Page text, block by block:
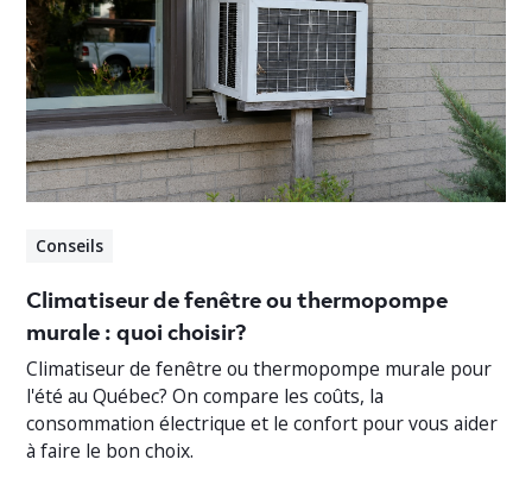
Conseils
Climatiseur de fenêtre ou thermopompe
murale : quoi choisir?
Climatiseur de fenêtre ou thermopompe murale pour
l'été au Québec? On compare les coûts, la
consommation électrique et le confort pour vous aider
à faire le bon choix.